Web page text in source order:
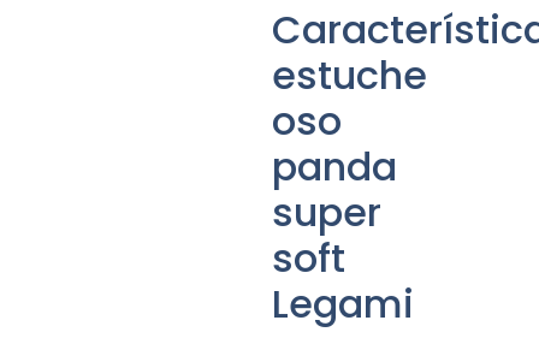
estuche
oso
panda
super
soft
Legami